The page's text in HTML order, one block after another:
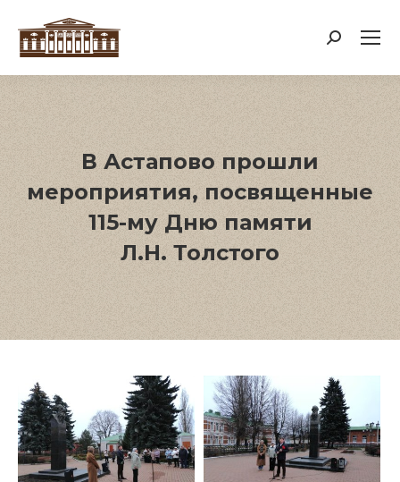
Поиск:
В Астапово прошли
мероприятия, посвященные
115-му Дню памяти
Л.Н. Толстого